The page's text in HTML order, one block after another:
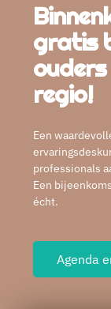
gratis
regio!
Een
professionals
Een
écht.
Agenda